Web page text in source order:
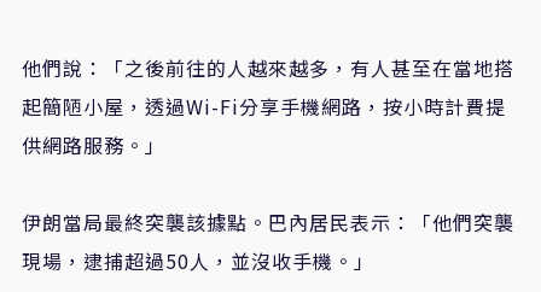
他們說：「之後前往的人越來越多，有人甚至在當地搭
起簡陋小屋，透過Wi-Fi分享手機網路，按小時計費提
供網路服務。」
伊朗當局最終突襲該據點。巴內居民表示：「他們突襲
現場，逮捕超過50人，並沒收手機。」